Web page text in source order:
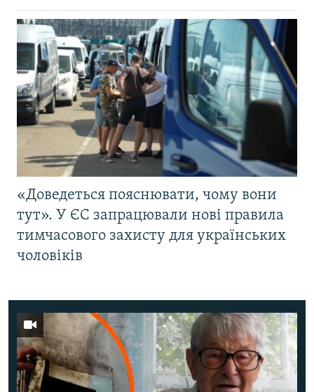
«Доведеться пояснювати, чому вони
тут». У ЄС запрацювали нові правила
тимчасового захисту для українських
чоловіків